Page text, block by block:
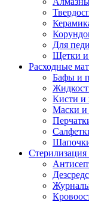
Для
Щетки и
Расходные
Бафы и
Кисти и
Маски и